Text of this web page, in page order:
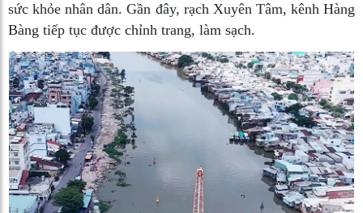
sức khỏe nhân dân. Gần đây, rạch Xuyên Tâm, kênh Hàng
Bàng tiếp tục được chỉnh trang, làm sạch.